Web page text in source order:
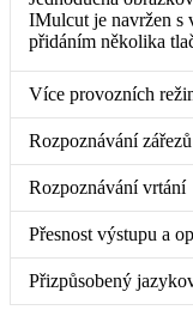
IMulcut je navržen s
přidáním několika
Více provozních
Rozpoznávání zářezů
Rozpoznávání vrtání
Přesnost výstupu a
Přizpůsobený